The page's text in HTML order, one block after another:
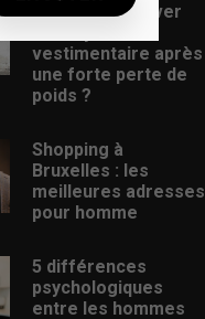
Comment trouver
vestimentaire après
une forte perte de
poids ?
Shopping à
Bruxelles : les
meilleures adresses
pour homme
5 différences
psychologiques
entre les hommes